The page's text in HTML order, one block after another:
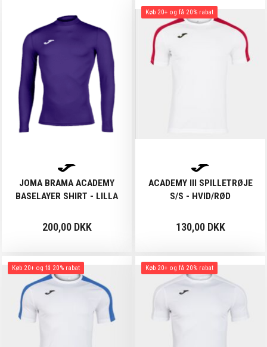
JOMA BRAMA ACADEMY
BASELAYER SHIRT - LILLA
200,00 DKK
Køb 20+ og få 20% rabat
ACADEMY III SPILLETRØJE
S/S - HVID/RØD
130,00 DKK
Køb 20+ og få 20% rabat Køb 20+ og få 20% rabat